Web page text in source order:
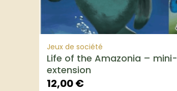
Jeux de société
Life of the Amazonia – mini-
extension
12,00€